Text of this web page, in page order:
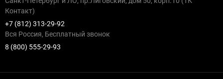
Контакт)
+7 (812) 313-29-92
Вся Россия, Бесплатный звонок
8 (800) 555-29-93